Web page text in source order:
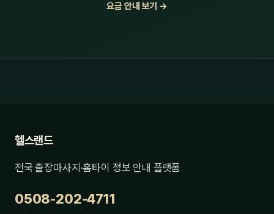
요금 안내 보기 →
헬스랜드
전국 출장마사지·홈타이 정보 안내 플랫폼
0508-202-4711